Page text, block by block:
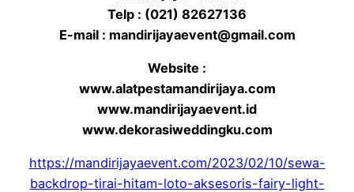
Telp : (021) 82627136
E-mail : mandirijayaevent@gmail.com
Website :
www.alatpestamandirijaya.com
www.mandirijayaevent.id
www.dekorasiweddingku.com
https://mandirijayaevent.com/2023/02/10/sewa-
backdrop-tirai-hitam-loto-aksesoris-fairy-light-